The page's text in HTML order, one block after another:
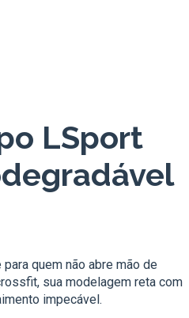
LSport
quem não abre mão de
sua modelagem reta com
impecável.